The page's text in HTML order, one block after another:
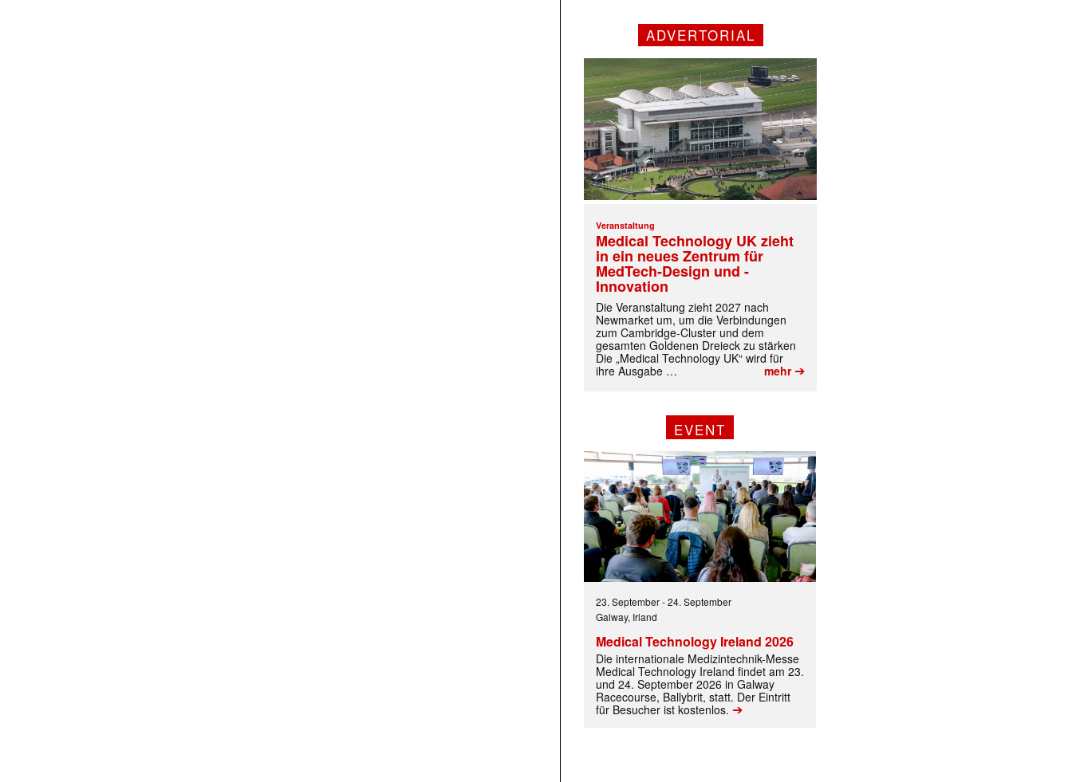
ADVERTORIAL
Veranstaltung
Medical Technology UK zieht
in ein neues Zentrum für
MedTech-Design und -
Innovation
Die Veranstaltung zieht 2027 nach
Newmarket um, um die Verbindungen
zum Cambridge-Cluster und dem
gesamten Goldenen Dreieck zu stärken
Die „Medical Technology UK“ wird für
ihre Ausgabe …
mehr➔
EVENT
23. September-24. September
Galway, Irland
Medical Technology Ireland 2026
Die internationale Medizintechnik-Messe
Medical Technology Ireland findet am 23.
und 24. September 2026 in Galway
Racecourse, Ballybrit, statt. Der Eintritt
für Besucher ist kostenlos. ➔